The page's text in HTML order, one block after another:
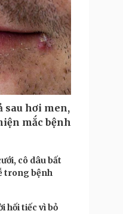
nghệ
số
thời sự
yêu
cho bé
tâm hồn
sau hơi men,
mắc bệnh
cô dâu bất
trong bệnh
hối tiếc vì bỏ